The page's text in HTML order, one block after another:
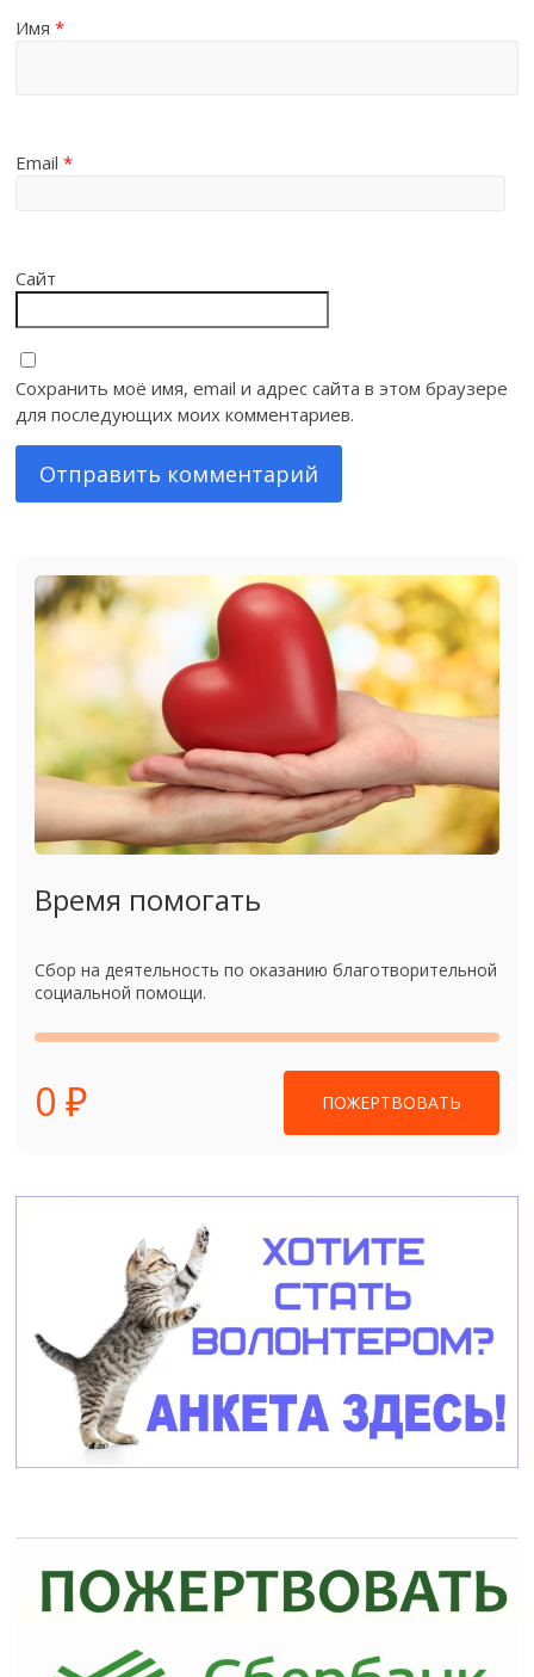
Имя*
Email*
Сайт
Сохранить моё имя, email и адрес сайта в этом браузере
для последующих моих комментариев.
Время помогать
Сбор на деятельность по оказанию благотворительной
социальной помощи.
0 ₽ ПОЖЕРТВОВАТЬ